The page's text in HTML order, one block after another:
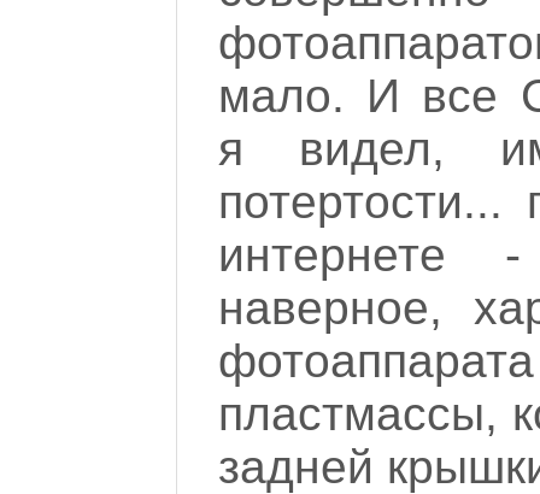
мало. И все
я видел,
наверное,
пластмассы,
задней